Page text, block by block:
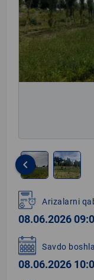
1
of
2
keyboard_arrow_left
Arizalarni
08.06.2026
Savdo
08.06.2026